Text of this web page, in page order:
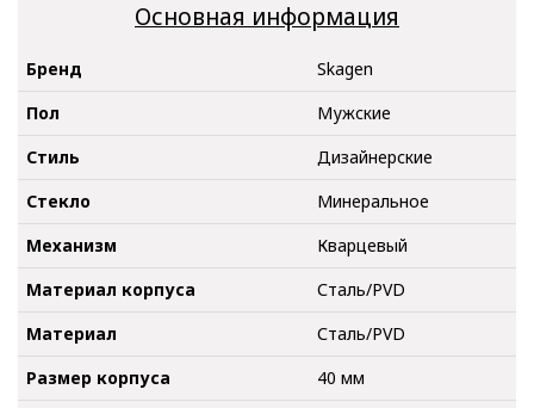
Основная информация
Бренд
Skagen
Пол
Мужские
Стиль
Дизайнерские
Стекло
Минеральное
Механизм
Кварцевый
Материал корпуса
Сталь/PVD
Материал
Сталь/PVD
Размер корпуса
40 мм